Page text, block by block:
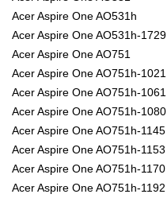
Acer Aspire One AO531h
Acer Aspire One AO531h-1729
Acer Aspire One AO751
Acer Aspire One AO751h-1021
Acer Aspire One AO751h-1061
Acer Aspire One AO751h-1080
Acer Aspire One AO751h-1145
Acer Aspire One AO751h-1153
Acer Aspire One AO751h-1170
Acer Aspire One AO751h-1192